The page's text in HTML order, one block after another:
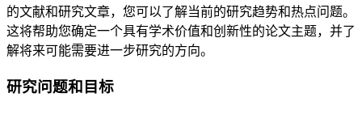
的文献和研究文章，您可以了解当前的研究趋势和热点问题。
这将帮助您确定一个具有学术价值和创新性的论文主题，并了
解将来可能需要进一步研究的方向。
研究问题和目标